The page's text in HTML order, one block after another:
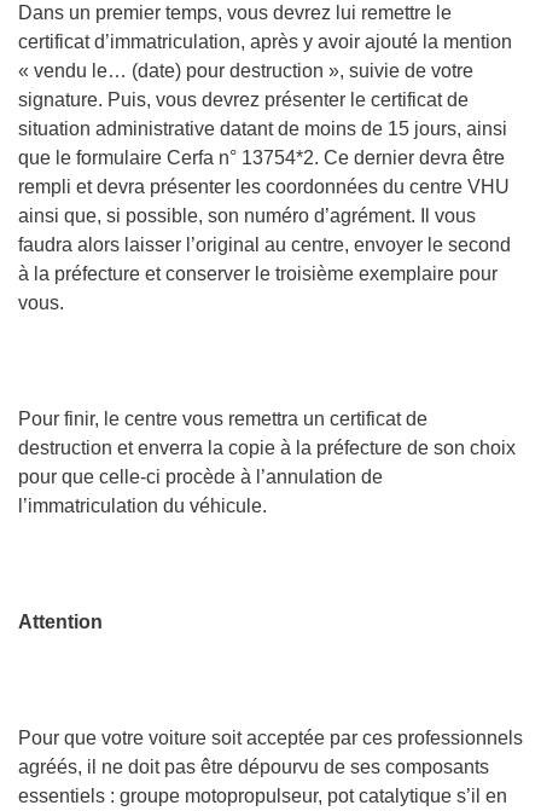
Dans un premier temps, vous devrez lui remettre le
certificat d’immatriculation, après y avoir ajouté la mention
« vendu le… (date) pour destruction », suivie de votre
signature. Puis, vous devrez présenter le certificat de
situation administrative datant de moins de 15 jours, ainsi
que le formulaire Cerfa n° 13754*2. Ce dernier devra être
rempli et devra présenter les coordonnées du centre VHU
ainsi que, si possible, son numéro d’agrément. Il vous
faudra alors laisser l’original au centre, envoyer le second
à la préfecture et conserver le troisième exemplaire pour
vous.
Pour finir, le centre vous remettra un certificat de
destruction et enverra la copie à la préfecture de son choix
pour que celle-ci procède à l’annulation de
l’immatriculation du véhicule.
Attention
Pour que votre voiture soit acceptée par ces professionnels
agréés, il ne doit pas être dépourvu de ses composants
essentiels : groupe motopropulseur, pot catalytique s’il en